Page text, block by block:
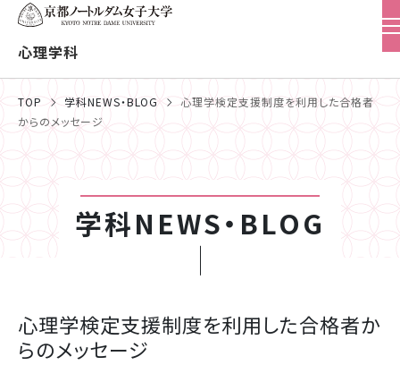
心理学科
TOP 学科NEWS・BLOG
心理学検定支援制度を利用した合格者
からのメッセージ
学科NEWS・BLOG
心理学検定支援制度を利用した合格者か
らのメッセージ